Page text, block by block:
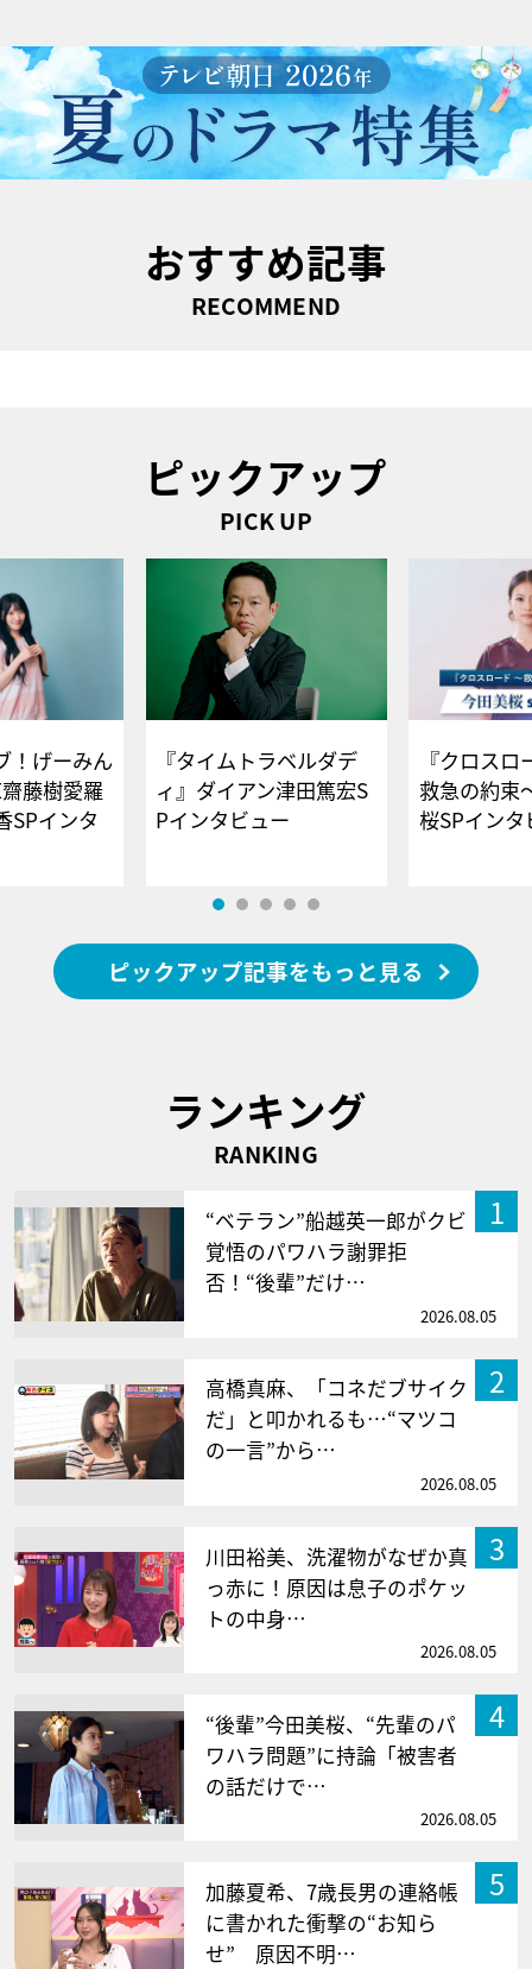
おすすめ記事
RECOMMEND
ピックアップ
PICK UP
！げーみん
藤樹愛羅
SPインタ
『タイムトラベルダデ
ィ』ダイアン津田篤宏S
Pインタビュー
『クロス
救急の約束
桜SPイ
ピックアップ記事をもっと見る
ランキング
RANKING
1
“ベテラン”船越英一郎がクビ
覚悟のパワハラ謝罪拒
否！“後輩”だけ…
2026.08.05
2
高橋真麻、「コネだブサイク
だ」と叩かれるも…“マツコ
の一言”から…
2026.08.05
3
川田裕美、洗濯物がなぜか真
っ赤に！原因は息子のポケッ
トの中身…
2026.08.05
4
“後輩”今田美桜、“先輩のパ
ワハラ問題”に持論「被害者
の話だけで…
2026.08.05
5
加藤夏希、7歳長男の連絡帳
に書かれた衝撃の“お知ら
せ” 原因不明…